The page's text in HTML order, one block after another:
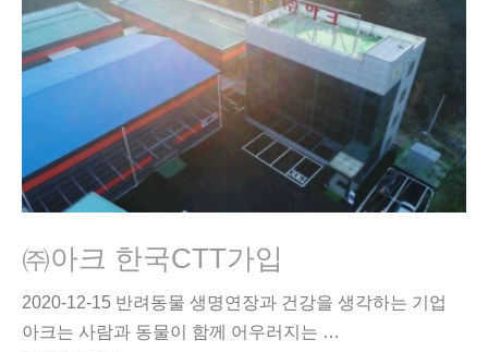
㈜아크 한국CTT가입
2020-12-15 반려동물 생명연장과 건강을 생각하는 기업
아크는 사람과 동물이 함께 어우러지는 …